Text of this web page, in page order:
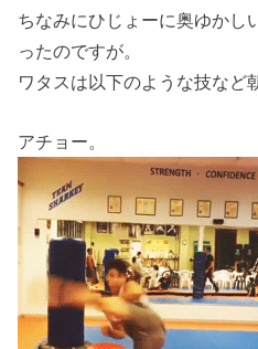
ちなみにひじょーに奥ゆかし
ったのですが。
ワタスは以下のような技など
アチョー。